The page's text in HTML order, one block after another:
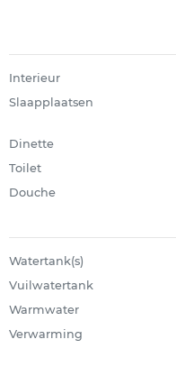
Interieur
Slaapplaatsen
Dinette
Toilet
Douche
Watertank(s)
Vuilwatertank
Warmwater
Verwarming